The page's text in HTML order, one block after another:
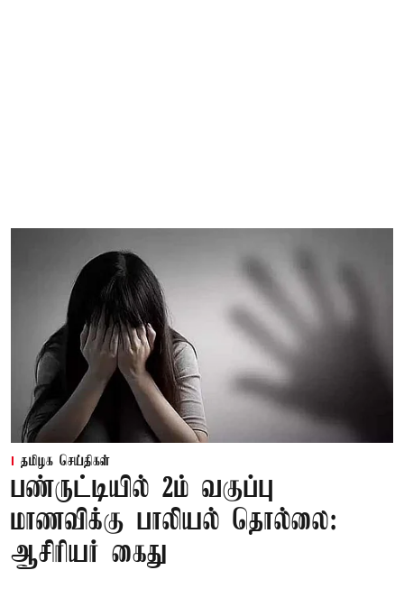
தமிழக செய்திகள்
பண்ருட்டியில் 2ம் வகுப்பு
மாணவிக்கு பாலியல் தொல்லை:
ஆசிரியர் கைது